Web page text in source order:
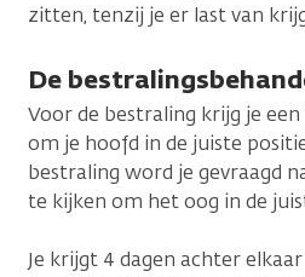
zitten, tenzij je er last van
De
Voor de bestraling krijg je
om je hoofd in de juiste
bestraling word je gevraagd
te kijken om het oog in de
Je krijgt 4 dagen achter